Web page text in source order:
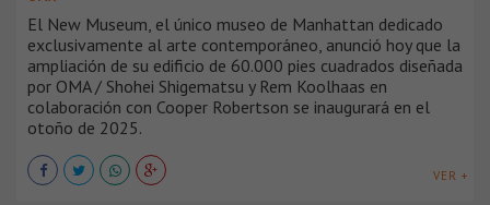
El New Museum, el único museo de Manhattan dedicado
exclusivamente al arte contemporáneo, anunció hoy que la
ampliación de su edificio de 60.000 pies cuadrados diseñada
por OMA / Shohei Shigematsu y Rem Koolhaas en
colaboración con Cooper Robertson se inaugurará en el
otoño de 2025.
VER +